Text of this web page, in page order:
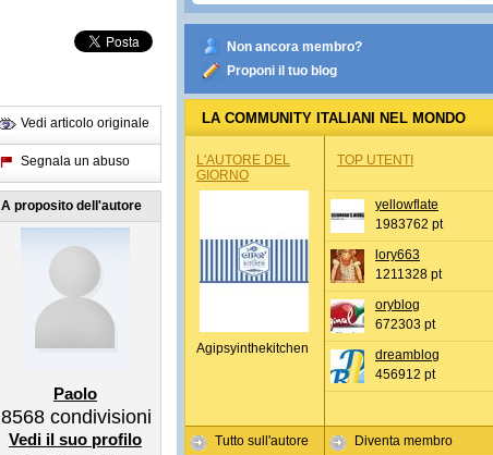
Vedi articolo originale
Segnala un abuso
A proposito dell'autore
Paolo
8568 condivisioni
Vedi il suo profilo
Non ancora membro?
Proponi il tuo blog
LA COMMUNITY ITALIANI NEL MONDO
L'AUTORE DEL
GIORNO
Agipsyinthekitchen
Tutto sull'autore
TOP UTENTI
yellowflate
1983762 pt
lory663
1211328 pt
oryblog
672303 pt
dreamblog
456912 pt
Diventa membro